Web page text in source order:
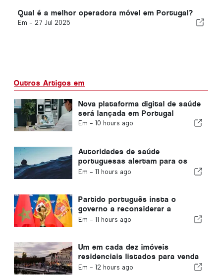
Qual é a melhor operadora móvel em Portugal?
Em - 27 Jul 2025
Outros Artigos em
Nova plataforma digital de saúde
será lançada em Portugal
Em - 10 hours ago
Autoridades de saúde
portuguesas alertam para os
perigos do afogamento
Em - 11 hours ago
Partido português insta o
governo a reconsiderar a
realização da Copa do Mundo de
Em - 11 hours ago
Um em cada dez imóveis
residenciais listados para venda
em Portugal é vendido em
Em - 12 hours ago